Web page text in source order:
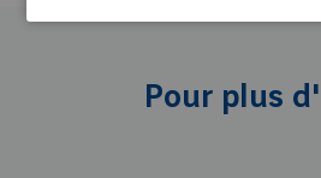
Pour plus